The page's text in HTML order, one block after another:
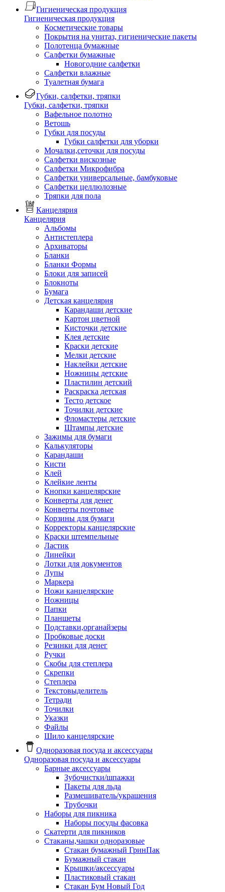
Гигиеническая продукция
Гигиеническая продукция
Косметические товары
Покрытия на унитаз, гигиенические пакеты
Полотенца бумажные
Салфетки бумажные
Новогодние салфетки
Салфетки влажные
Туалетная бумага
Губки, салфетки, тряпки
Губки, салфетки, тряпки
Вафельное полотно
Ветошь
Губки для посуды
Губки салфетки для уборки
Мочалки,сеточки для посуды
Салфетки вискозные
Салфетки Микрофибра
Салфетки универсальные, бамбуковые
Салфетки целлюлозные
Тряпки для пола
Канцелярия
Канцелярия
Альбомы
Антистеплера
Архиваторы
Бланки
Бланки Формы
Блоки для записей
Блокноты
Бумага
Детская канцелярия
Карандаши детские
Картон цветной
Кисточки детские
Клея детские
Краски детские
Мелки детские
Наклейки детские
Ножницы детские
Пластилин детский
Раскраска детская
Тесто детское
Точилки детские
Фломастеры детские
Штампы детские
Зажимы для бумаги
Калькуляторы
Карандаши
Кисти
Клей
Клейкие ленты
Кнопки канцелярские
Конверты для денег
Конверты почтовые
Корзины для бумаги
Корректоры канцелярские
Краски штемпельные
Ластик
Линейки
Лотки для документов
Лупы
Маркера
Ножи канцелярские
Ножницы
Папки
Планшеты
Подставки,органайзеры
Пробковые доски
Резинки для денег
Ручки
Скобы для степлера
Скрепки
Степлера
Текстовыделитель
Тетради
Точилки
Указки
Файлы
Шило канцелярские
Одноразовая посуда и аксессуары
Одноразовая посуда и аксессуары
Барные аксессуары
Зубочистки/шпажки
Пакеты для льда
Размешиватель/украшения
Трубочки
Наборы для пикника
Наборы посуды фасовка
Скатерти для пикников
Стаканы,чашки одноразовые
Cтакан бумажный ГринПак
Бумажный стакан
Крышки/аксессуары
Пластиковый стакан
Стакан Бум Новый Год